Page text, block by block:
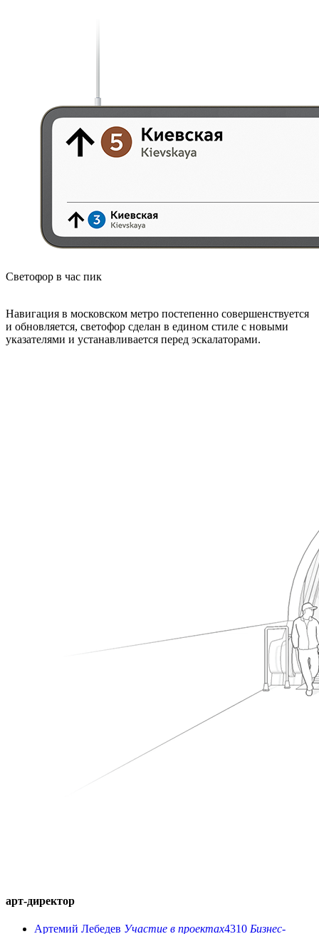
Светофор в час пик
Навигация в московском метро постепенно совершенствуется
и обновляется, светофор сделан в едином стиле с новыми
указателями и устанавливается перед эскалаторами.
арт-директор
Артемий Лебедев Участие в проектах4310 Бизнес-